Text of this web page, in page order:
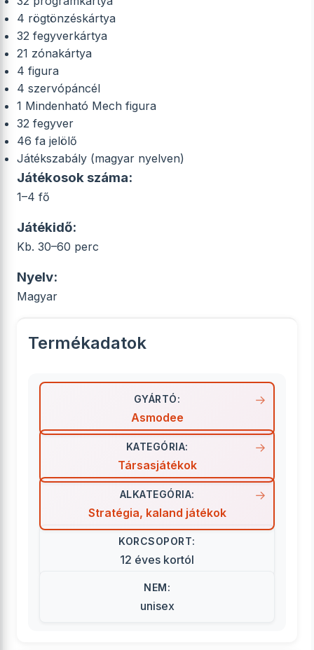
4 rögtönzéskártya
32 fegyverkártya
21 zónakártya
4 figura
4 szervópáncél
1 Mindenható Mech figura
32 fegyver
46 fa jelölő
Játékszabály (magyar nyelven)
Játékosok száma:
1–4 fő
Játékidő:
Kb. 30–60 perc
Nyelv:
Magyar
Termékadatok
GYÁRTÓ:
Asmodee
KATEGÓRIA:
Társasjátékok
ALKATEGÓRIA:
Stratégia, kaland játékok
KORCSOPORT:
12 éves kortól
NEM:
unisex